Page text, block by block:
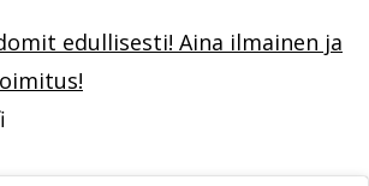
edullisesti! Aina ilmainen ja